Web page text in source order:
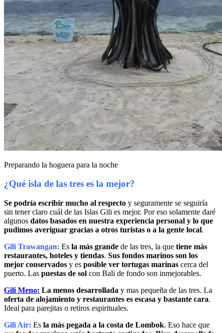
Preparando la hoguera para la noche
¿Qué isla de las tres es la mejor?
Se podría escribir mucho al respecto y seguramente se seguiría
sin tener claro cuál de las Islas Gili es mejor. Por eso solamente daré
algunos datos basados en nuestra experiencia personal y lo que
pudimos averiguar gracias a otros turistas o a la gente local.
Gili Trawangan: Es la más grande de las tres, la que tiene más
restaurantes, hoteles y tiendas. Sus fondos marinos son los
mejor conservados y es posible ver tortugas marinas cerca del
puerto. Las puestas de sol con Bali de fondo son inmejorables.
Gili Meno: La menos desarrollada y mas pequeña de las tres. La
oferta de alojamiento y restaurantes es escasa y bastante cara.
Ideal para parejitas o retiros espirituales.
Gili Air: Es la más pegada a la costa de Lombok. Eso hace que